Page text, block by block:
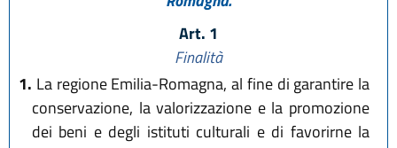
Art. 1
Finalità
1. La regione Emilia-Romagna, al fine di garantire la
conservazione, la valorizzazione e la promozione
dei beni e degli istituti culturali e di favorirne la